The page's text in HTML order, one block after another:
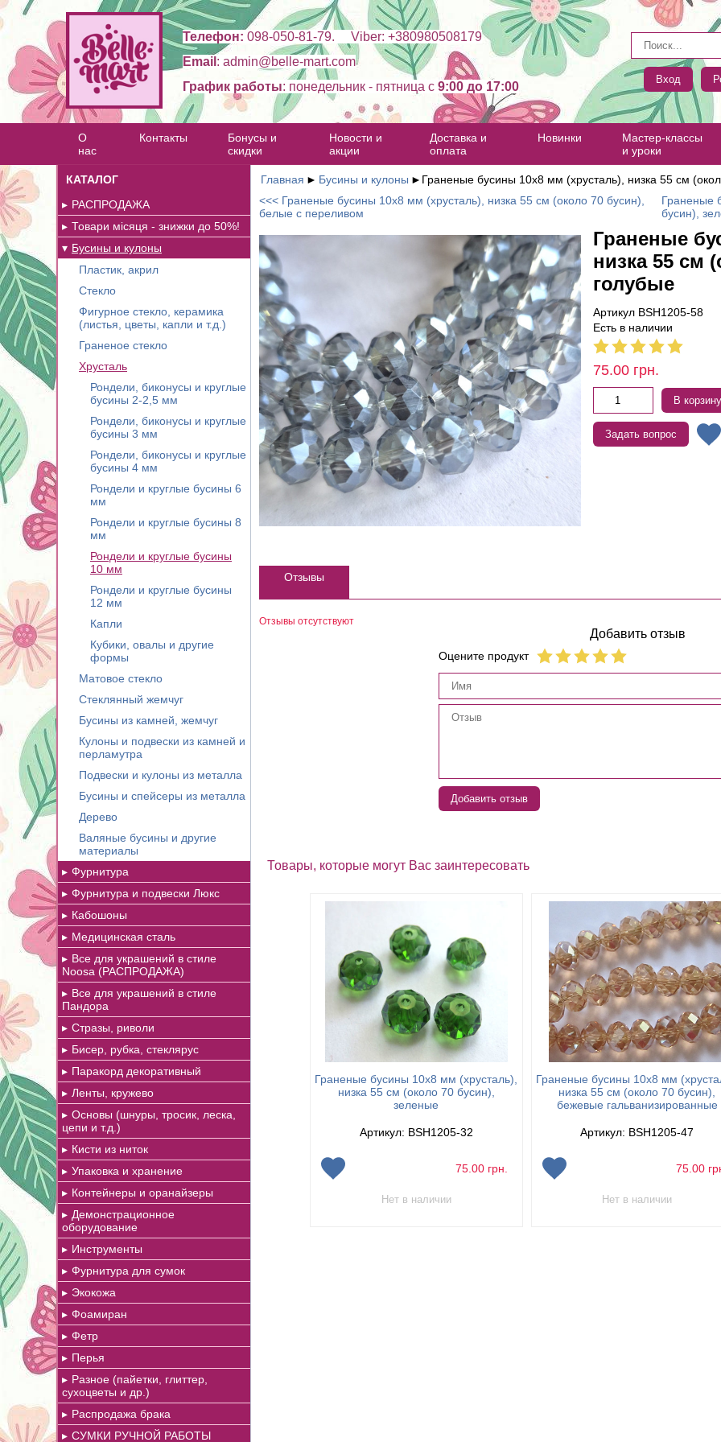
Телефон: 098-050-81-79. Viber: +380980508179
Email : admin@belle-mart.com
График работы: понедельник - пятница c 9:00 до 17:00
Вход
О
нас
Контакты
Бонусы и
скидки
Новости и
акции
Доставка и
оплата
Новинки
Мастер-классы
и уроки
КАТАЛОГ
РАСПРОДАЖА
Товари місяця - знижки до 50%!
Бусины и кулоны
Пластик, акрил
Стекло
Фигурное стекло, керамика
(листья, цветы, капли и т.д.)
Граненое стекло
Хрусталь
Рондели, биконусы и круглые
бусины 2-2,5 мм
Рондели, биконусы и круглые
бусины 3 мм
Рондели, биконусы и круглые
бусины 4 мм
Рондели и круглые бусины 6
мм
Рондели и круглые бусины 8
мм
Рондели и круглые бусины
10 мм
Рондели и круглые бусины
12 мм
Капли
Кубики, овалы и другие
формы
Матовое стекло
Стеклянный жемчуг
Бусины из камней, жемчуг
Кулоны и подвески из камней и
перламутра
Подвески и кулоны из металла
Бусины и спейсеры из металла
Дерево
Валяные бусины и другие
материалы
Фурнитура
Фурнитура и подвески Люкс
Кабошоны
Медицинская сталь
Все для украшений в стиле
Noosa (РАСПРОДАЖА)
Все для украшений в стиле
Пандора
Стразы, риволи
Бисер, рубка, стеклярус
Паракорд декоративный
Ленты, кружево
Основы (шнуры, тросик, леска,
цепи и т.д.)
Кисти из ниток
Упаковка и хранение
Контейнеры и оранайзеры
Демонстрационное
оборудование
Инструменты
Фурнитура для сумок
Экокожа
Фоамиран
Фетр
Перья
Разное (пайетки, глиттер,
сухоцветы и др.)
Распродажа брака
СУМКИ РУЧНОЙ РАБОТЫ
Главная ► Бусины и кулоны ► Граненые бусины 10х8 мм (хрусталь), низка 55 см
<<< Граненые бусины 10х8 мм (хрусталь), низка 55 см (около 70 бусин),
белые с переливом
Граненые
бусин),
Граненые
низка 55 см
голубые
Артикул BSH1205-58
Есть в наличии
75.00 грн.
В корзину
Задать вопрос
Отзывы
Отзывы отсутствуют
Добавить отзыв
Оцените продукт
Добавить отзыв
Товары, которые могут Вас заинтересовать
Граненые бусины 10х8 мм (хрусталь),
низка 55 см (около 70 бусин),
зеленые
Артикул: BSH1205-32
75.00 грн.
Нет в наличии
Граненые бусины 10х8 мм
низка 55 см (около 70 бусин),
бежевые гальванизированные
Артикул: BSH1205-47
75.00
Нет в наличии